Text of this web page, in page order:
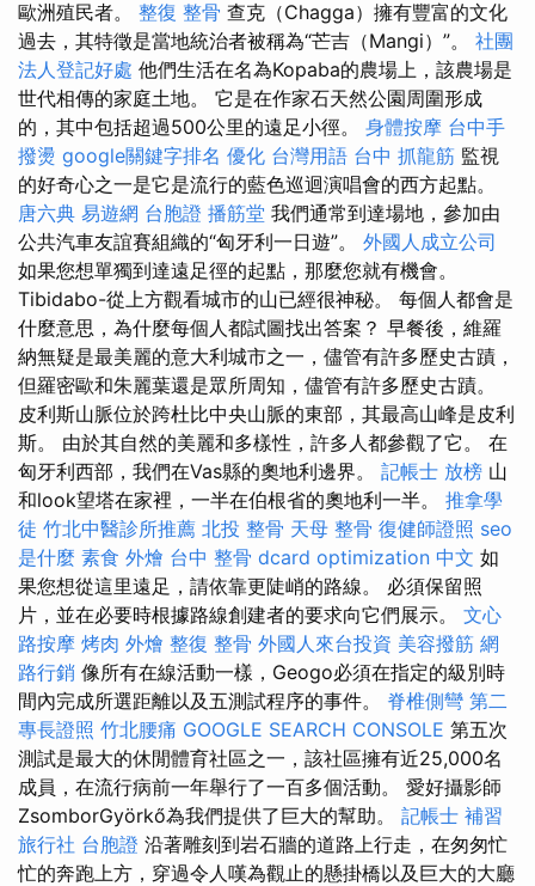
歐洲殖民者。 整復 整骨 查克（Chagga）擁有豐富的文化
過去，其特徵是當地統治者被稱為“芒吉（Mangi）”。 社團
法人登記好處 他們生活在名為Kopaba的農場上，該農場是
世代相傳的家庭土地。 它是在作家石天然公園周圍形成
的，其中包括超過500公里的遠足小徑。 身體按摩 台中手
撥燙 google關鍵字排名 優化 台灣用語 台中 抓龍筋 監視
的好奇心之一是它是流行的藍色巡迴演唱會的西方起點。
唐六典 易遊網 台胞證 播筋堂 我們通常到達場地，參加由
公共汽車友誼賽組織的“匈牙利一日遊”。 外國人成立公司
如果您想單獨到達遠足徑的起點，那麼您就有機會。
Tibidabo-從上方觀看城市的山已經很神秘。 每個人都會是
什麼意思，為什麼每個人都試圖找出答案？ 早餐後，維羅
納無疑是最美麗的意大利城市之一，儘管有許多歷史古蹟，
但羅密歐和朱麗葉還是眾所周知，儘管有許多歷史古蹟。
皮利斯山脈位於跨杜比中央山脈的東部，其最高山峰是皮利
斯。 由於其自然的美麗和多樣性，許多人都參觀了它。 在
匈牙利西部，我們在Vas縣的奧地利邊界。 記帳士 放榜 山
和look望塔在家裡，一半在伯根省的奧地利一半。 推拿學
徒 竹北中醫診所推薦 北投 整骨 天母 整骨 復健師證照 seo
是什麼 素食 外燴 台中 整骨 dcard optimization 中文 如
果您想從這里遠足，請依靠更陡峭的路線。 必須保留照
片，並在必要時根據路線創建者的要求向它們展示。 文心
路按摩 烤肉 外燴 整復 整骨 外國人來台投資 美容撥筋 網
路行銷 像所有在線活動一樣，Geogo必須在指定的級別時
間內完成所選距離以及五測試程序的事件。 脊椎側彎 第二
專長證照 竹北腰痛 GOOGLE SEARCH CONSOLE 第五次
測試是最大的休閒體育社區之一，該社區擁有近25,000名
成員，在流行病前一年舉行了一百多個活動。 愛好攝影師
ZsomborGyörkő為我們提供了巨大的幫助。 記帳士 補習
旅行社 台胞證 沿著雕刻到岩石牆的道路上行走，在匆匆忙
忙的奔跑上方，穿過令人嘆為觀止的懸掛橋以及巨大的大廳